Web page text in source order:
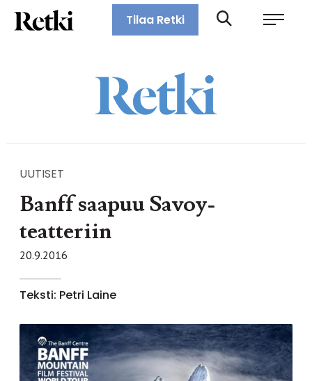
Siirry
suoraan
Retki-lehti
Tilaa Retki
UUTISET
Banff saapuu Savoy-
teatteriin
20.9.2016
Teksti: Petri Laine